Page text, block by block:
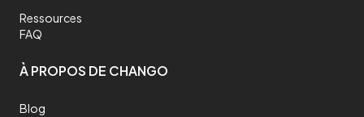
Ressources
FAQ
À PROPOS DE CHANGO
Blog